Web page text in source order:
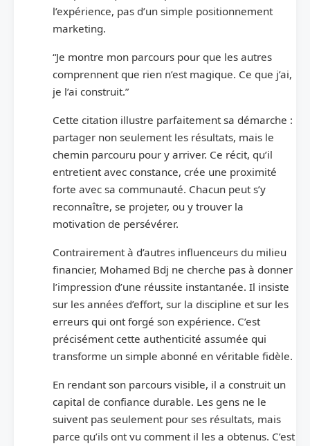
l’expérience, pas d’un simple positionnement
marketing.
“Je montre mon parcours pour que les autres
comprennent que rien n’est magique. Ce que j’ai,
je l’ai construit.”
Cette citation illustre parfaitement sa démarche :
partager non seulement les résultats, mais le
chemin parcouru pour y arriver. Ce récit, qu’il
entretient avec constance, crée une proximité
forte avec sa communauté. Chacun peut s’y
reconnaître, se projeter, ou y trouver la
motivation de persévérer.
Contrairement à d’autres influenceurs du milieu
financier, Mohamed Bdj ne cherche pas à donner
l’impression d’une réussite instantanée. Il insiste
sur les années d’effort, sur la discipline et sur les
erreurs qui ont forgé son expérience. C’est
précisément cette authenticité assumée qui
transforme un simple abonné en véritable fidèle.
En rendant son parcours visible, il a construit un
capital de confiance durable. Les gens ne le
suivent pas seulement pour ses résultats, mais
parce qu’ils ont vu comment il les a obtenus. C’est